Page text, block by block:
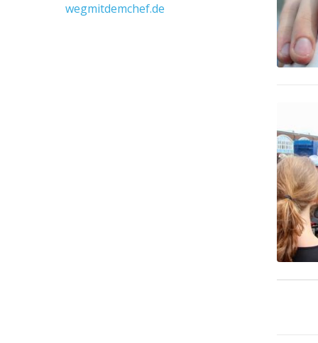
wegmitdemchef.de